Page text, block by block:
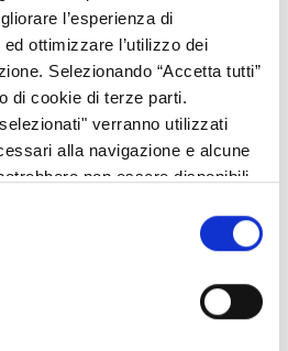
l’esperienza di
ottimizzare l’utilizzo dei
Selezionando “Accetta tutti”
di cookie di terze parti.
verranno utilizzati
alla navigazione e alcune
non essere disponibili.
di controllo sul rispetto degli
dal “Codice Appalti” (DLgs
di contratti pubblici di
settori ordinari, sia mediante
, sopra le soglie stabilite
senza rilevanza comunitaria
di agevolazioni a valere sul fondo
list in conformità al D.L.gs 50/2016,
dichiarazioni sostitutive di
DPR 445/2000 sulle procedure di